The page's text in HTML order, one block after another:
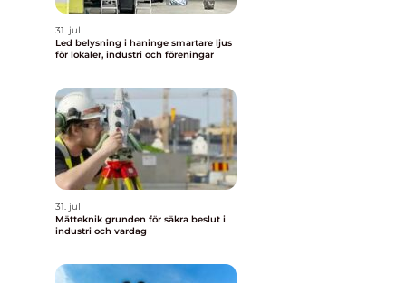
31. jul
Led belysning i haninge smartare ljus
för lokaler, industri och föreningar
31. jul
Mätteknik grunden för säkra beslut i
industri och vardag